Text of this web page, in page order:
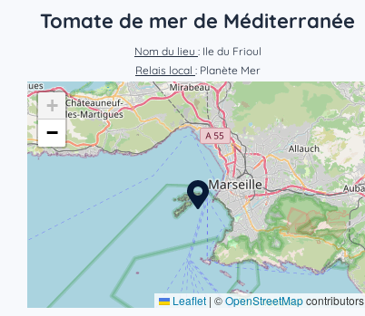
Tomate de mer de Méditerranée
Nom du lieu : Ile du Frioul
Relais local : Planète Mer
+
−
Leaflet | ©OpenStreetMapcontributors